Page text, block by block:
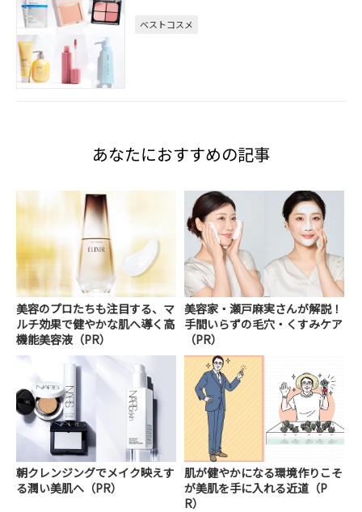
ベストコスメ
あなたにおすすめの記事
美容のプロたちも注目する、マ
ルチ効果で健やかな肌へ導く高
機能美容液（PR）
美容家・瀬戸麻実さんが解説！
手間いらずの毛穴・くすみケア
（PR）
朝クレンジングでメイク映えす
る潤い美肌へ（PR）
肌が健やかになる環境作りこそ
が美肌を手に入れる近道（P
R）